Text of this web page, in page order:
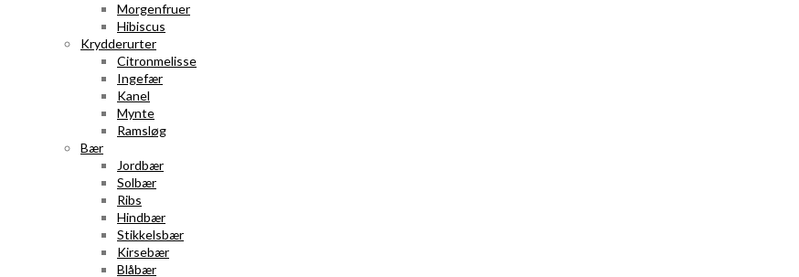
Morgenfruer
Hibiscus
Krydderurter
Citronmelisse
Ingefær
Kanel
Mynte
Ramsløg
Bær
Jordbær
Solbær
Ribs
Hindbær
Stikkelsbær
Kirsebær
Blåbær